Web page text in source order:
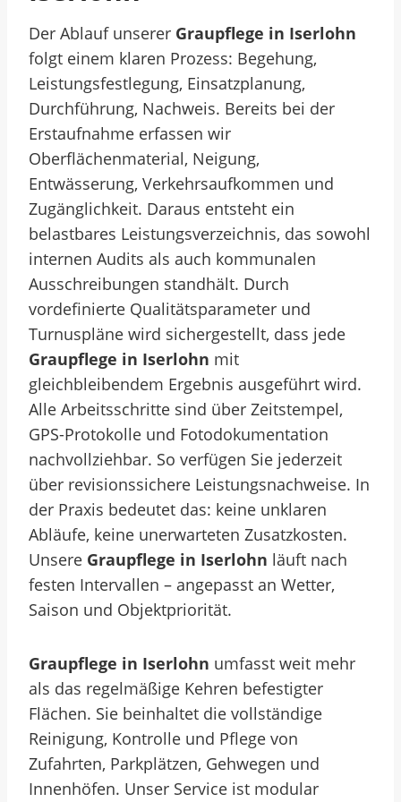
Der Ablauf unserer Graupflege in Iserlohn
folgt einem klaren Prozess: Begehung,
Leistungsfestlegung, Einsatzplanung,
Durchführung, Nachweis. Bereits bei der
Erstaufnahme erfassen wir
Oberflächenmaterial, Neigung,
Entwässerung, Verkehrsaufkommen und
Zugänglichkeit. Daraus entsteht ein
belastbares Leistungsverzeichnis, das sowohl
internen Audits als auch kommunalen
Ausschreibungen standhält. Durch
vordefinierte Qualitätsparameter und
Turnuspläne wird sichergestellt, dass jede
Graupflege in Iserlohn mit
gleichbleibendem Ergebnis ausgeführt wird.
Alle Arbeitsschritte sind über Zeitstempel,
GPS-Protokolle und Fotodokumentation
nachvollziehbar. So verfügen Sie jederzeit
über revisionssichere Leistungsnachweise. In
der Praxis bedeutet das: keine unklaren
Abläufe, keine unerwarteten Zusatzkosten.
Unsere Graupflege in Iserlohn läuft nach
festen Intervallen – angepasst an Wetter,
Saison und Objektpriorität.
Graupflege in Iserlohn umfasst weit mehr
als das regelmäßige Kehren befestigter
Flächen. Sie beinhaltet die vollständige
Reinigung, Kontrolle und Pflege von
Zufahrten, Parkplätzen, Gehwegen und
Innenhöfen. Unser Service ist modular